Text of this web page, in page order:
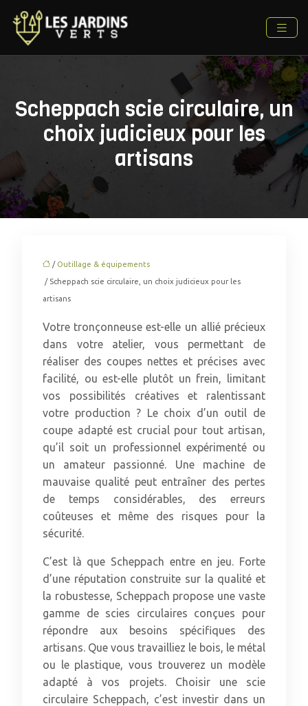
Scheppach scie circulaire, un
choix judicieux pour les
artisans
/ Outillage & équipements
/ Scheppach scie circulaire, un choix judicieux pour les
artisans
Votre tronçonneuse est-elle un allié précieux
dans votre atelier, vous permettant de
réaliser des coupes nettes et précises avec
facilité, ou est-elle plutôt un frein, limitant
vos possibilités créatives et ralentissant
votre production ? Le choix d’un outil de
coupe adapté est crucial pour tout artisan,
qu’il soit un professionnel expérimenté ou
un amateur passionné. Une machine de
mauvaise qualité peut entraîner des pertes
de temps considérables, des erreurs
coûteuses et même des risques pour la
sécurité.
C’est là que Scheppach entre en jeu. Forte
d’une réputation construite sur la qualité et
la robustesse, Scheppach propose une vaste
gamme de scies circulaires conçues pour
répondre aux besoins spécifiques des
artisans. Que vous travailliez le bois, le métal
ou le plastique, vous trouverez un modèle
adapté à vos projets. Choisir une scie
circulaire Scheppach, c’est investir dans un